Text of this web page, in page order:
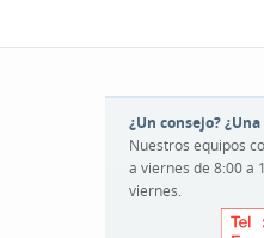
¿Un consejo?
Nuestros equipos
a viernes de 8:00 a
viernes.